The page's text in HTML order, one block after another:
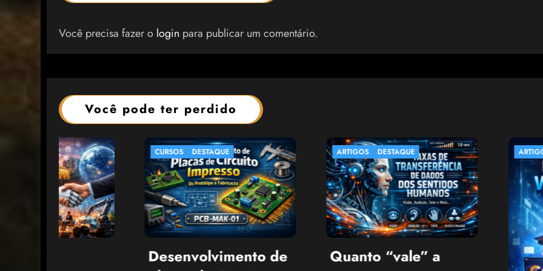
Você precisa fazer o login para publicar um comentário.
Você pode ter perdido
CURSOS DESTAQUE
Desenvolvimento de
ARTIGOS DESTAQUE
Quanto “vale” a
ARTIGOS DESTAQUE